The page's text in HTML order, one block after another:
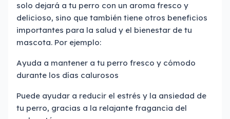
solo dejará a tu perro con un aroma fresco y
delicioso, sino que también tiene otros beneficios
importantes para la salud y el bienestar de tu
mascota. Por ejemplo:
Ayuda a mantener a tu perro fresco y cómodo
durante los días calurosos
Puede ayudar a reducir el estrés y la ansiedad de
tu perro, gracias a la relajante fragancia del